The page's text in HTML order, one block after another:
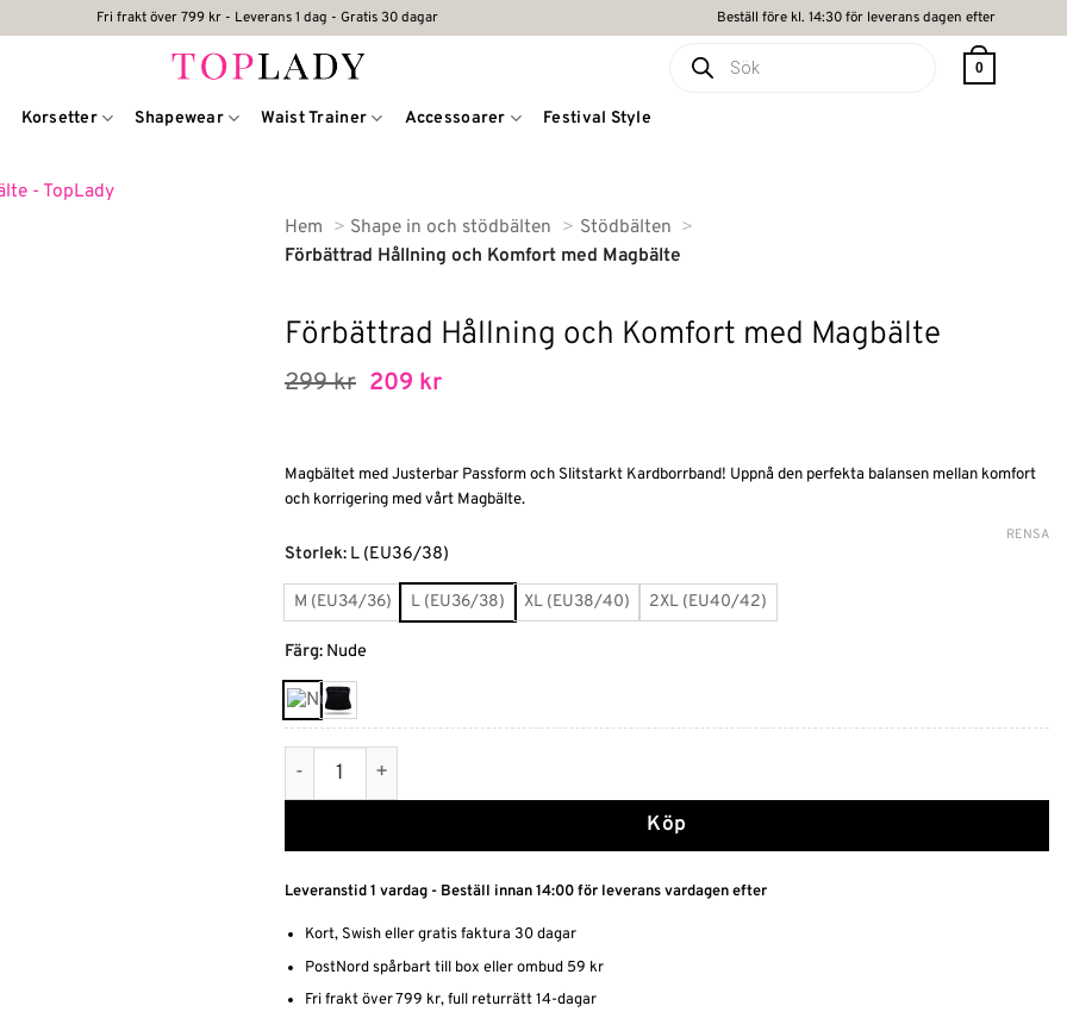
Fri frakt över 799 kr - Leverans 1 dag - Gratis 30 dagar Beställ före kl. 14:30 för leverans dagen efter
0
Korsetter Shapewear Waist Trainer Accessoarer Festival Style
Hem Shape in och stödbälten
Stödbälten
Förbättrad Hållning och Komfort med Magbälte
Förbättrad Hållning och Komfort med Magbälte
299kr Det
299 kr.
209 krDet
209 kr.
Magbältet med Justerbar Passform och Slitstarkt Kardborrband! Uppnå den perfekta balansen mellan komfort
och korrigering med vårt Magbälte.
Storlek: L (EU36/38)
M (EU34/36) L (EU36/38) XL (EU38/40) 2XL (EU40/42)
Färg: Nude
RENSA
Förbättrad Hållning och Komfort med Magbälte mängd
Köp
Alternative:
Leveranstid 1 vardag - Beställ innan 14:00 för leverans vardagen efter
Kort, Swish eller gratis faktura 30 dagar
PostNord spårbart till box eller ombud 59 kr
Fri frakt över 799 kr, full returrätt 14-dagar